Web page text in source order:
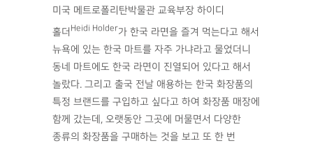
미국 메트로폴리탄박물관 교육부장 하이디
홀더 Heidi Holder가 한국 라면을 즐겨 먹는다고 해서
뉴욕에 있는 한국 마트를 자주 가냐라고 물었더니
동네 마트에도 한국 라면이 진열되어 있다고 해서
놀랐다. 그리고 출국 전날 애용하는 한국 화장품의
특정 브랜드를 구입하고 싶다고 하여 화장품 매장에
함께 갔는데, 오랫동안 그곳에 머물면서 다양한
종류의 화장품을 구매하는 것을 보고 또 한 번